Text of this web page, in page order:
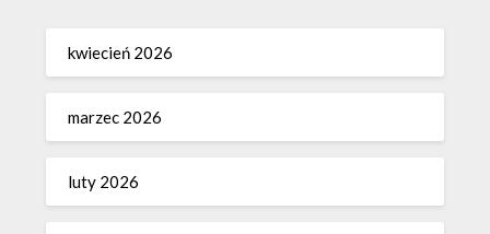
kwiecień 2026
marzec 2026
luty 2026